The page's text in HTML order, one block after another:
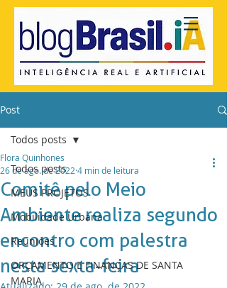
Post
Todos posts
MEUS PROJETOS
Mobilidade Urbana
Reuniões
ORÇAMENTO E FINANÇAS DE SANTA
MARIA
Todos posts
Comitê pelo Meio
Ambiente realiza segundo
encontro com palestra
nesta sexta-feira
Flora Quinhones
26 de ago. de 2022 4 min de leitura